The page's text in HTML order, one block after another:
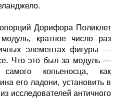
Дорифора Поликлет
кратное число раз
элементах фигуры —
Что это был за модуль —
копьеносца, как
его ладони, установить в
исследователей античного